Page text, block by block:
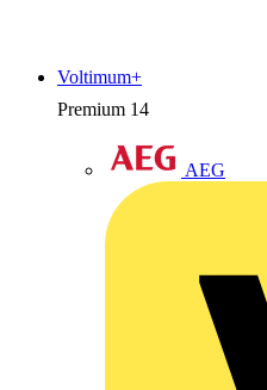
Premium 14
AEG
Voltimum+